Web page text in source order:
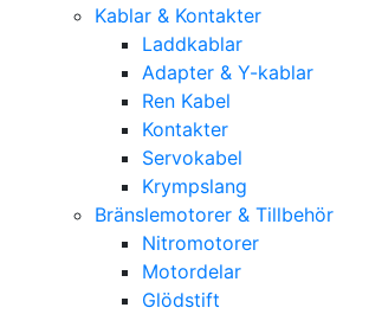
Kablar & Kontakter
Laddkablar
Adapter & Y-kablar
Ren Kabel
Kontakter
Servokabel
Krympslang
Bränslemotorer & Tillbehör
Nitromotorer
Motordelar
Glödstift